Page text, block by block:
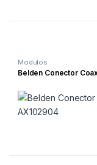
Modulos
Belden Conector